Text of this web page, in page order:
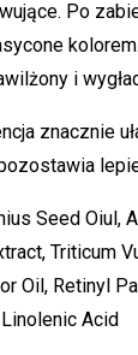
Po
i
znacznie
Seed Oiul,
Triticum
Oil, Retinyl
Acid